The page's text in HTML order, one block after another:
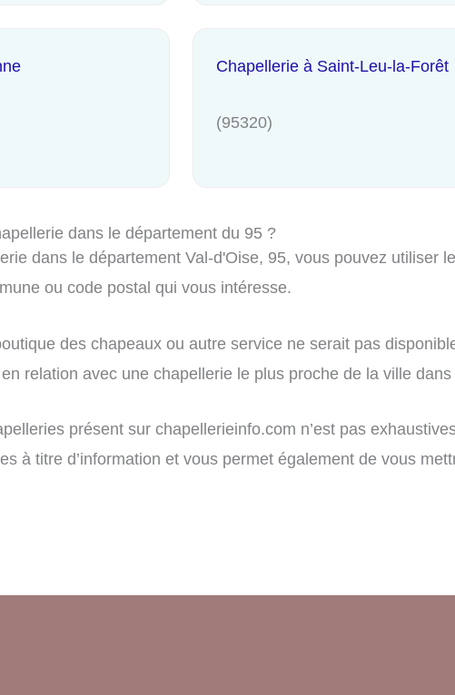
Chapellerie à Saint-Leu-la-Forêt
(95320)
dans le département du 95 ?
dans le département Val-d'Oise, 95, vous pouvez utiliser
ou code postal qui vous intéresse.
des chapeaux ou autre service ne serait pas
relation avec une chapellerie le plus proche de la ville dans
présent sur chapellerieinfo.com n’est pas
à titre d’information et vous permet également de vous